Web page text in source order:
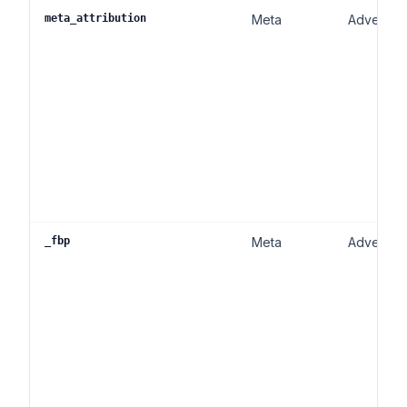
meta_attribution Meta
_fbp Meta